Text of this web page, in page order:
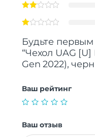
Будьте первым
“Чехол UAG
Gen 2022),
Ваш рейтинг
Ваш отзыв